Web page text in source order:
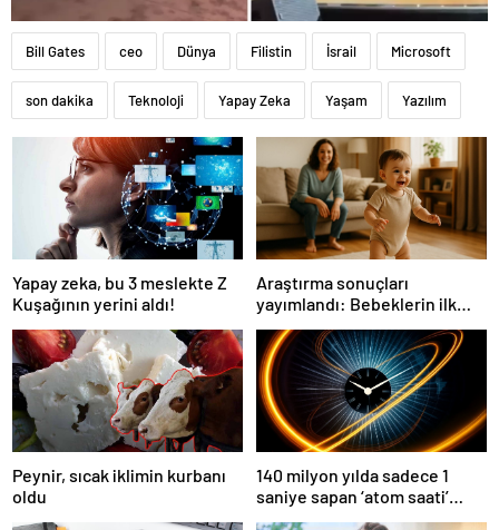
Bill Gates ceo Dünya Filistin İsrail Microsoft
son dakika Teknoloji Yapay Zeka Yaşam Yazılım
Yapay zeka, bu 3 meslekte Z
Kuşağının yerini aldı!
Araştırma sonuçları
yayımlandı: Bebeklerin ilk
adımında genetik ve çevre
etkisi
Peynir, sıcak iklimin kurbanı
oldu
140 milyon yılda sadece 1
saniye sapan ‘atom saati’
geliştirildi